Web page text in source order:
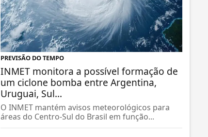
PREVISÃO DO TEMPO
INMET monitora a possível formação de
um ciclone bomba entre Argentina,
Uruguai, Sul...
O INMET mantém avisos meteorológicos para
áreas do Centro-Sul do Brasil em função...